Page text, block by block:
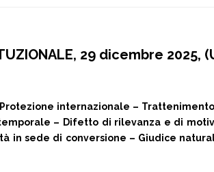
29 dicembre
– Protezione internazionale –
– Difetto di rilevanza e di
in sede di conversione – Giudice